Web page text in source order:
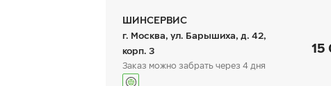
ШИНСЕРВИС
г. Москва, ул. Барышиха, д. 42,
корп. 3
Заказ можно забрать через 4 дня
15